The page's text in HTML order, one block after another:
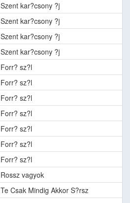
Szent kar?csony ?j
Szent kar?csony ?j
Szent kar?csony ?j
Szent kar?csony ?j
Forr? sz?l
Forr? sz?l
Forr? sz?l
Forr? sz?l
Forr? sz?l
Forr? sz?l
Forr? sz?l
Rossz vagyok
Te Csak Mindig Akkor S?rsz